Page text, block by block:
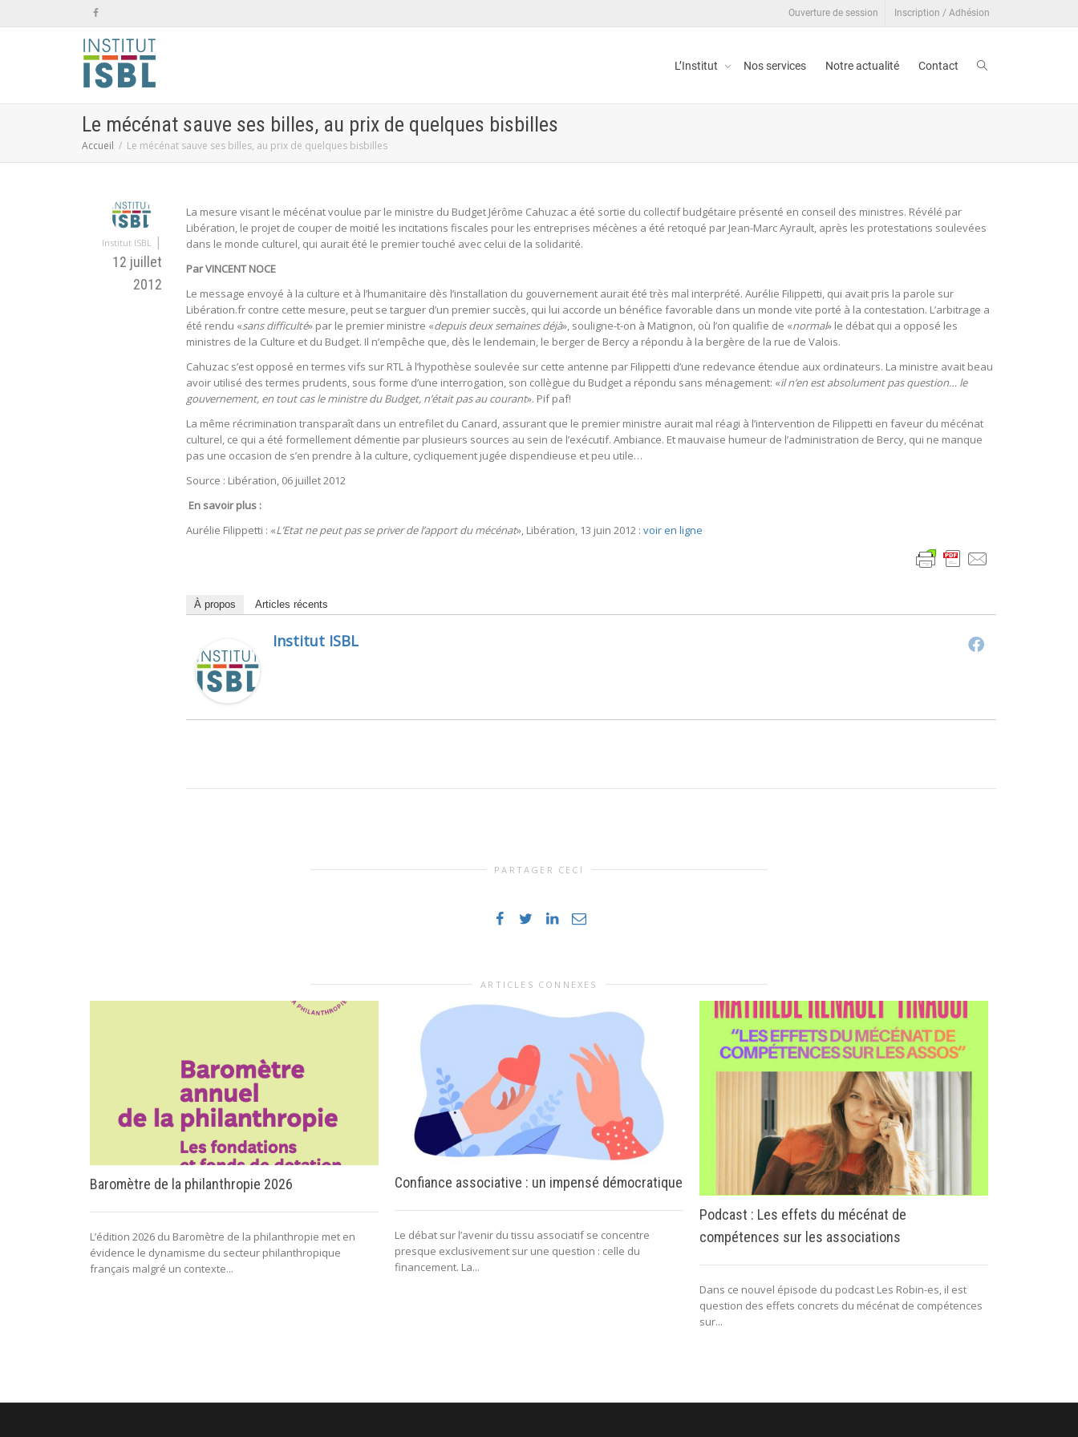
Ouverture de session Inscription / Adhésion
L’Institut Nos services Notre actualité Contact
Le mécénat sauve ses billes, au prix de quelques bisbilles
Accueil Le mécénat sauve ses billes, au prix de quelques bisbilles
Institut ISBL |
12 juillet
2012
La mesure visant le mécénat voulue par le ministre du Budget Jérôme Cahuzac a été sortie du collectif budgétaire présenté en conseil des ministres. Révélé par
Libération, le projet de couper de moitié les incitations fiscales pour les entreprises mécènes a été retoqué par Jean-Marc Ayrault, après les protestations soulevées
dans le monde culturel, qui aurait été le premier touché avec celui de la solidarité.
Par VINCENT NOCE
Le message envoyé à la culture et à l’humanitaire dès l’installation du gouvernement aurait été très mal interprété. Aurélie Filippetti, qui avait pris la parole sur
Libération.fr contre cette mesure, peut se targuer d’un premier succès, qui lui accorde un bénéfice favorable dans un monde vite porté à la contestation. L’arbitrage a
été rendu «sans difficulté» par le premier ministre «depuis deux semaines déjà», souligne-t-on à Matignon, où l’on qualifie de «normal» le débat qui a opposé les
ministres de la Culture et du Budget. Il n’empêche que, dès le lendemain, le berger de Bercy a répondu à la bergère de la rue de Valois.
Cahuzac s’est opposé en termes vifs sur RTL à l’hypothèse soulevée sur cette antenne par Filippetti d’une redevance étendue aux ordinateurs. La ministre avait beau
avoir utilisé des termes prudents, sous forme d’une interrogation, son collègue du Budget a répondu sans ménagement: «il n’en est absolument pas question… le
gouvernement, en tout cas le ministre du Budget, n’était pas au courant». Pif paf!
La même récrimination transparaît dans un entrefilet du Canard, assurant que le premier ministre aurait mal réagi à l’intervention de Filippetti en faveur du mécénat
culturel, ce qui a été formellement démentie par plusieurs sources au sein de l’exécutif. Ambiance. Et mauvaise humeur de l’administration de Bercy, qui ne manque
pas une occasion de s’en prendre à la culture, cycliquement jugée dispendieuse et peu utile…
Source : Libération, 06 juillet 2012
En savoir plus :
Aurélie Filippetti : «L’Etat ne peut pas se priver de l’apport du mécénat», Libération, 13 juin 2012 : voir en ligne
À propos Articles récents
Institut ISBL
PARTAGER CECI
ARTICLES CONNEXES
Baromètre de la philanthropie 2026
L’édition 2026 du Baromètre de la philanthropie met en
évidence le dynamisme du secteur philanthropique
français malgré un contexte...
Confiance associative : un impensé démocratique
Le débat sur l’avenir du tissu associatif se concentre
presque exclusivement sur une question : celle du
financement. La...
Podcast : Les effets du mécénat de
compétences sur les associations
Dans ce nouvel épisode du podcast Les Robin-es, il est
question des effets concrets du mécénat de compétences
sur...